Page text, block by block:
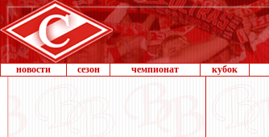
новости сезон чемпионат кубок